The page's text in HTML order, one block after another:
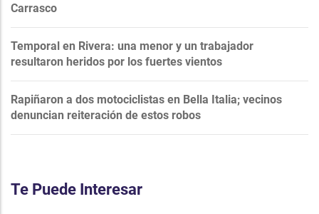
Carrasco
Temporal en Rivera: una menor y un trabajador
resultaron heridos por los fuertes vientos
Rapiñaron a dos motociclistas en Bella Italia; vecinos
denuncian reiteración de estos robos
Te Puede Interesar